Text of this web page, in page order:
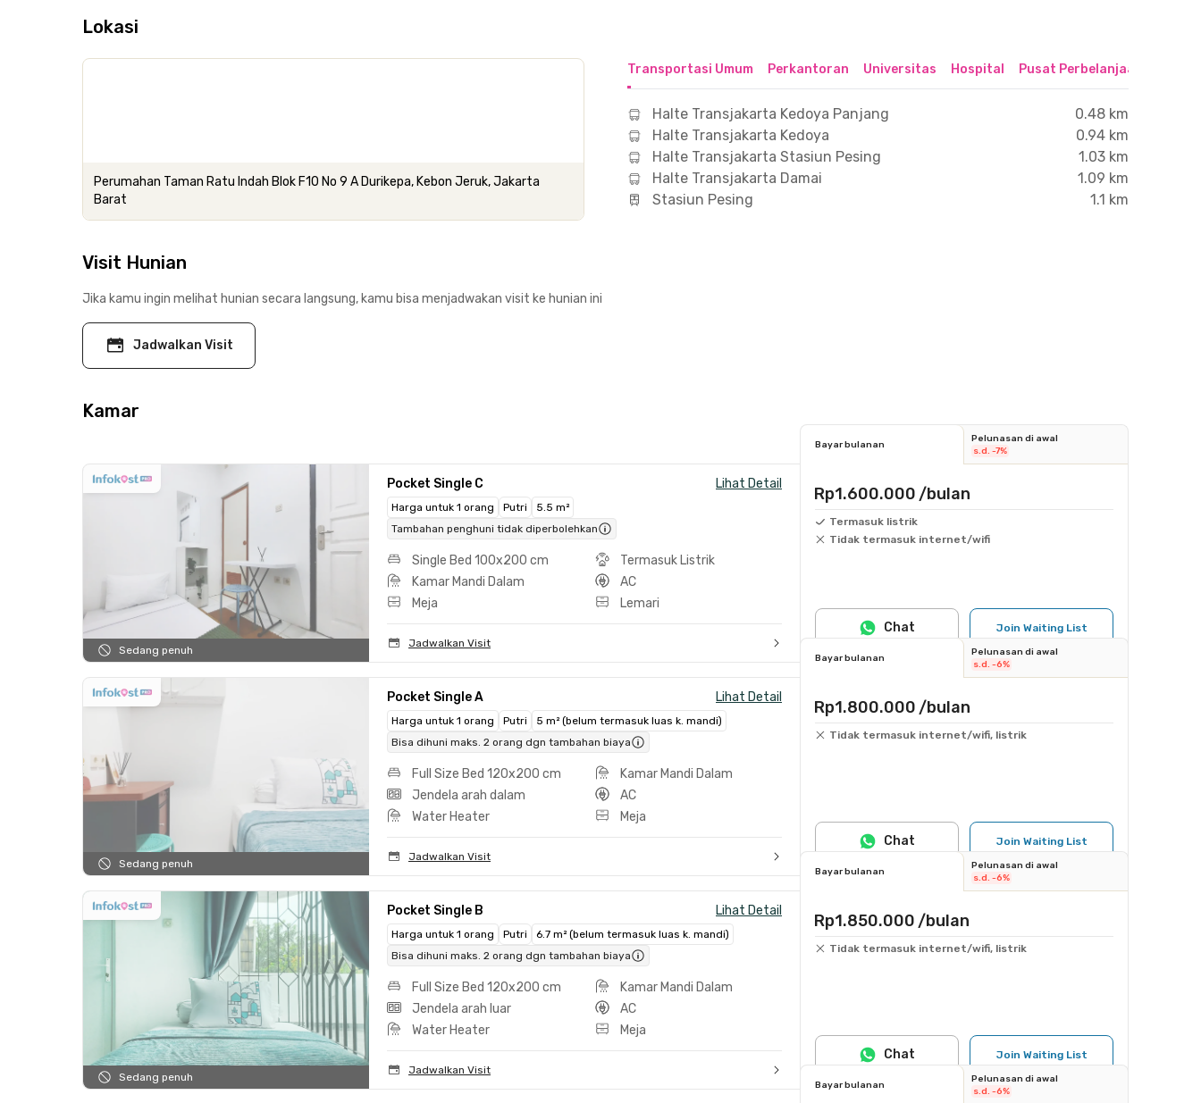
Lokasi
Perumahan Taman Ratu Indah Blok F10 No 9 A Durikepa, Kebon Jeruk, Jakarta
Barat
Transportasi Umum Perkantoran Universitas Hospital Pusat Perbelanjaan &
Halte Transjakarta Kedoya Panjang
0.48 km
Halte Transjakarta Kedoya
0.94 km
Halte Transjakarta Stasiun Pesing
1.03 km
Halte Transjakarta Damai
1.09 km
Stasiun Pesing
1.1 km
Visit Hunian
Jika kamu ingin melihat hunian secara langsung, kamu bisa menjadwakan visit ke hunian ini
Jadwalkan Visit
Kamar
Sedang penuh
Pocket Single C Lihat Detail
Harga untuk 1 orang Putri
5.5 m²
Tambahan penghuni tidak diperbolehkan
Single Bed 100x200 cm
Termasuk Listrik
Kamar Mandi Dalam
AC
Meja
Lemari
Jadwalkan Visit
Bayar bulanan
Pelunasan di awal
s.d. -7%
Rp1.600.000 /bulan
Termasuk listrik
Tidak termasuk internet/wifi
Join Waiting List
Chat
Sedang penuh
Pocket Single A Lihat Detail
Harga untuk 1 orang Putri
5 m² (belum termasuk luas k. mandi)
Bisa dihuni maks. 2 orang dgn tambahan biaya
Full Size Bed 120x200 cm
Kamar Mandi Dalam
Jendela arah dalam
AC
Water Heater
Meja
Jadwalkan Visit
Bayar bulanan
Pelunasan di awal
s.d. -6%
Rp1.800.000 /bulan
Tidak termasuk internet/wifi, listrik
Join Waiting List
Chat
Sedang penuh
Pocket Single B Lihat Detail
Harga untuk 1 orang Putri
6.7 m² (belum termasuk luas k. mandi)
Bisa dihuni maks. 2 orang dgn tambahan biaya
Full Size Bed 120x200 cm
Kamar Mandi Dalam
Jendela arah luar
AC
Water Heater
Meja
Jadwalkan Visit
Bayar bulanan
Pelunasan di awal
s.d. -6%
Rp1.850.000 /bulan
Tidak termasuk internet/wifi, listrik
Join Waiting List
Chat
Bayar bulanan
Pelunasan di awal
s.d. -6%